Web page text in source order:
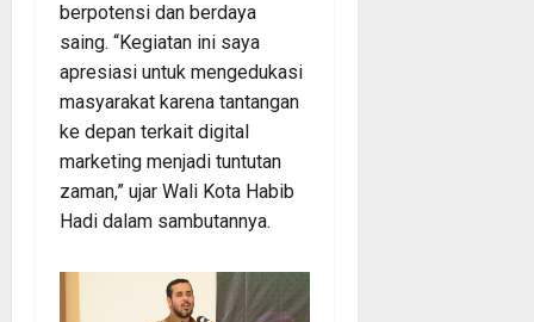
berpotensi dan berdaya
saing. “Kegiatan ini saya
apresiasi untuk mengedukasi
masyarakat karena tantangan
ke depan terkait digital
marketing menjadi tuntutan
zaman,” ujar Wali Kota Habib
Hadi dalam sambutannya.